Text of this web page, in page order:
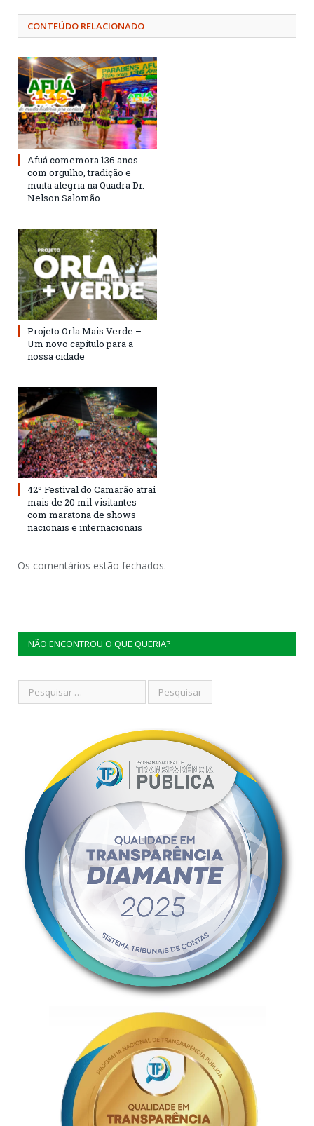
CONTEÚDO RELACIONADO
Afuá comemora 136 anos
com orgulho, tradição e
muita alegria na Quadra Dr.
Nelson Salomão
Projeto Orla Mais Verde –
Um novo capítulo para a
nossa cidade
42º Festival do Camarão atrai
mais de 20 mil visitantes
com maratona de shows
nacionais e internacionais
Os comentários estão fechados.
NÃO ENCONTROU O QUE QUERIA?